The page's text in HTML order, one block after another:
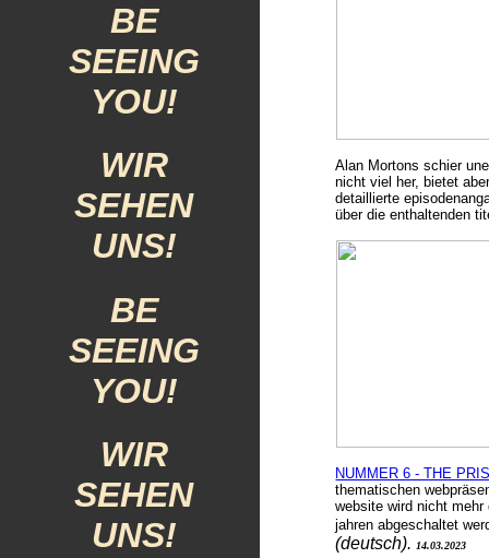
BE
SEEING
YOU!
WIR
SEHEN
UNS!
BE
SEEING
YOU!
WIR
SEHEN
UNS!
Alan Mortons schier
nicht viel her, bietet
detaillierte
über die enthaltenden
NUMMER 6 - THE
thematischen
website wirdnicht mehr
jahren abgeschaltet
(deutsch). 14.03.2023